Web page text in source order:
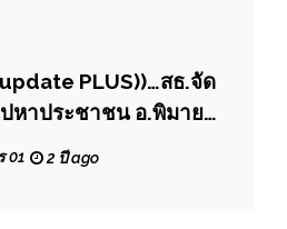
update PLUS))…สธ.จัด
หาประชาชน อ.พิมาย
ในโอกาสมหามงคลเฉลิม
อบ 28 กรกฎาคม 2567
01 2 ปี ago